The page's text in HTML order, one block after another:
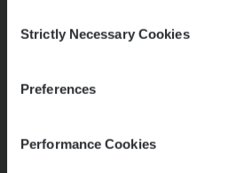
Selection
Strictly Necessary Cookies
Preferences
Performance Cookies
humor
werk